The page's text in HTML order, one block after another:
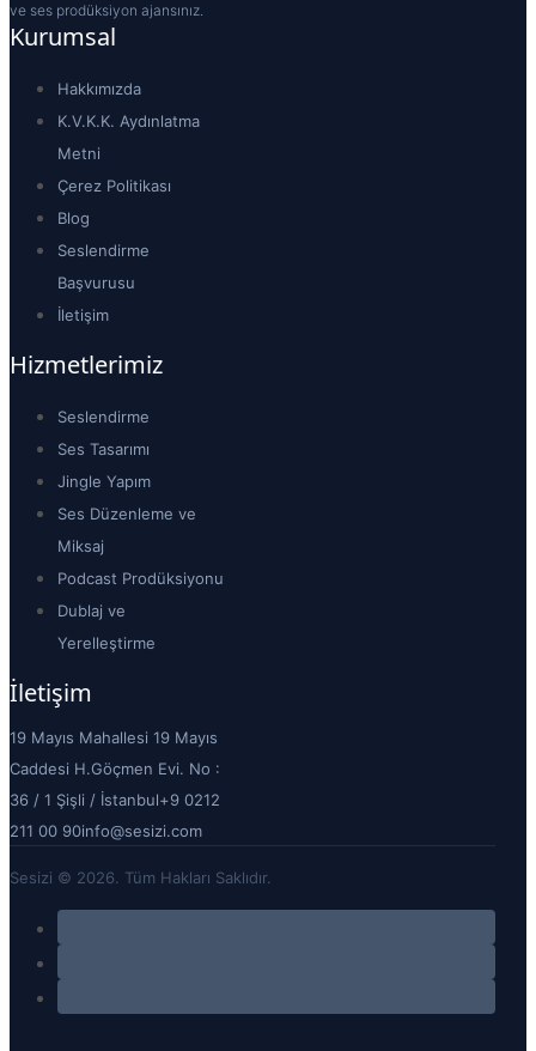
ve ses prodüksiyon ajansınız.
Kurumsal
Hakkımızda
K.V.K.K. Aydınlatma
Metni
Çerez Politikası
Blog
Seslendirme
Başvurusu
İletişim
Hizmetlerimiz
Seslendirme
Ses Tasarımı
Jingle Yapım
Ses Düzenleme ve
Miksaj
Podcast Prodüksiyonu
Dublaj ve
Yerelleştirme
İletişim
19 Mayıs Mahallesi 19 Mayıs
Caddesi H.Göçmen Evi. No :
36 / 1 Şişli / İstanbul+9 0212
211 00 90info@sesizi.com
Sesizi © 2026. Tüm Hakları Saklıdır.